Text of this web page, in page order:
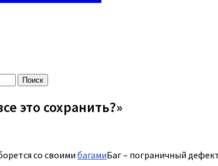
это сохранить?»
со своими багамиБаг – пограничный